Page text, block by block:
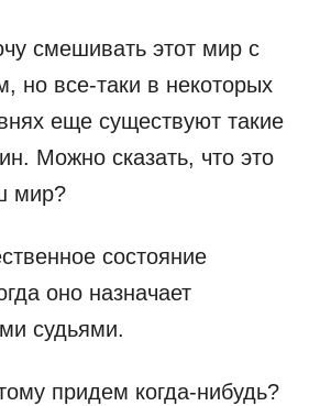
смешивать этот мир с
но все-таки в некоторых
еще существуют такие
Можно сказать, что это
мир?
состояние
оно назначает
судьями.
придем когда-нибудь?